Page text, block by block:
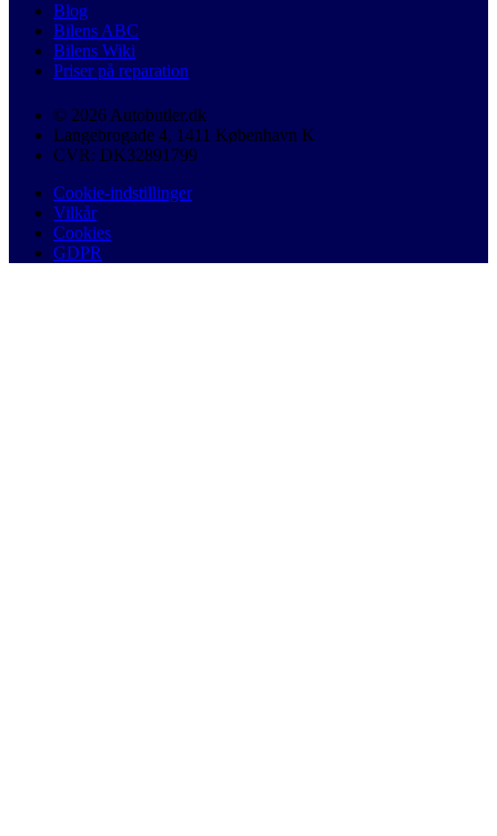
Blog
Bilens ABC
Bilens Wiki
Priser på reparation
© 2026 Autobutler.dk
Langebrogade 4, 1411 København K
CVR: DK32891799
Cookie-indstillinger
Vilkår
Cookies
GDPR